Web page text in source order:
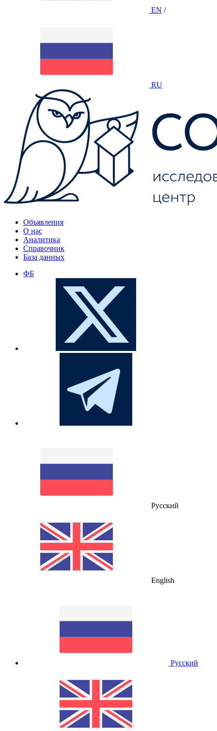
EN /
RU
Объявления
О нас
Аналитика
Справочник
База данных
ФБ
Русский
English
Русский